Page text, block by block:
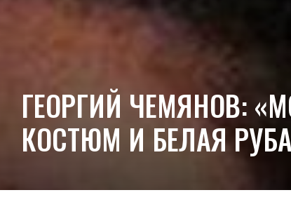
ГЕОРГИЙ ЧЕМЯНОВ:
КОСТЮМ И БЕЛАЯ